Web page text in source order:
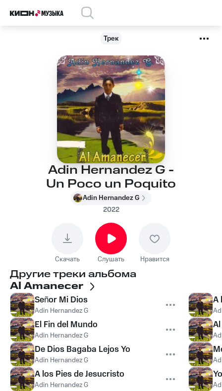
Трек
Adin Hernandez G -
Un Poco un Poquito
Adin Hernandez G
2022
Скачать Слушать Нравится
Другие треки альбома
Al Amanecer
Señor Mi Dios
Adin Hernandez G
El Fin del Mundo
Adin Hernandez G
De Dios Bagaba Lejos Yo
Adin Hernandez G
A los Pies de Jesucristo
Adin Hernandez G
A